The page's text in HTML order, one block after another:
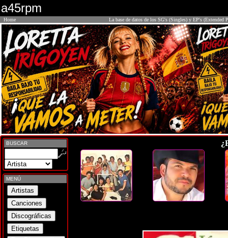
a45rpm
Home La base de datos de los SG's (Singles) y EP's (Extended
BUSCAR
MENÚ